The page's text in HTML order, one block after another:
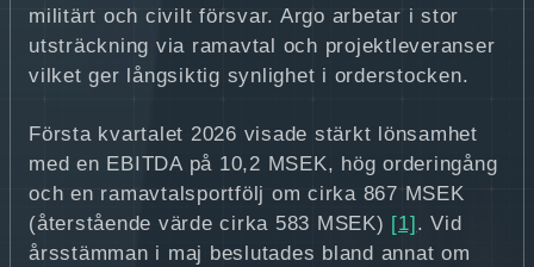
militärt och civilt försvar. Argo arbetar i stor
utsträckning via ramavtal och projektleveranser
vilket ger långsiktig synlighet i orderstocken.
Första kvartalet 2026 visade stärkt lönsamhet
med en EBITDA på 10,2 MSEK, hög orderingång
och en ramavtalsportfölj om cirka 867 MSEK
(återstående värde cirka 583 MSEK) [1] . Vid
årsstämman i maj beslutades bland annat om